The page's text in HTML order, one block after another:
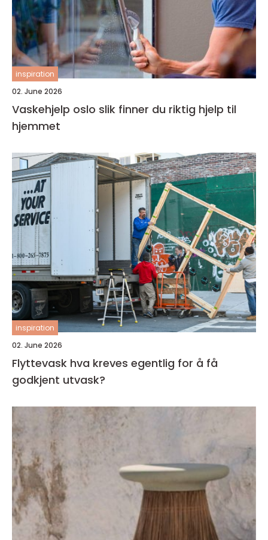
inspiration
02. June 2026
Vaskehjelp oslo slik finner du riktig hjelp til
hjemmet
inspiration
02. June 2026
Flyttevask hva kreves egentlig for å få
godkjent utvask?